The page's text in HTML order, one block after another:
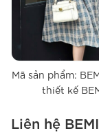
Mã sản phẩm:
thiết kế
Liên hệ